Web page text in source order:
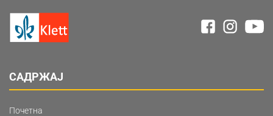
САДРЖАЈ
Почетна